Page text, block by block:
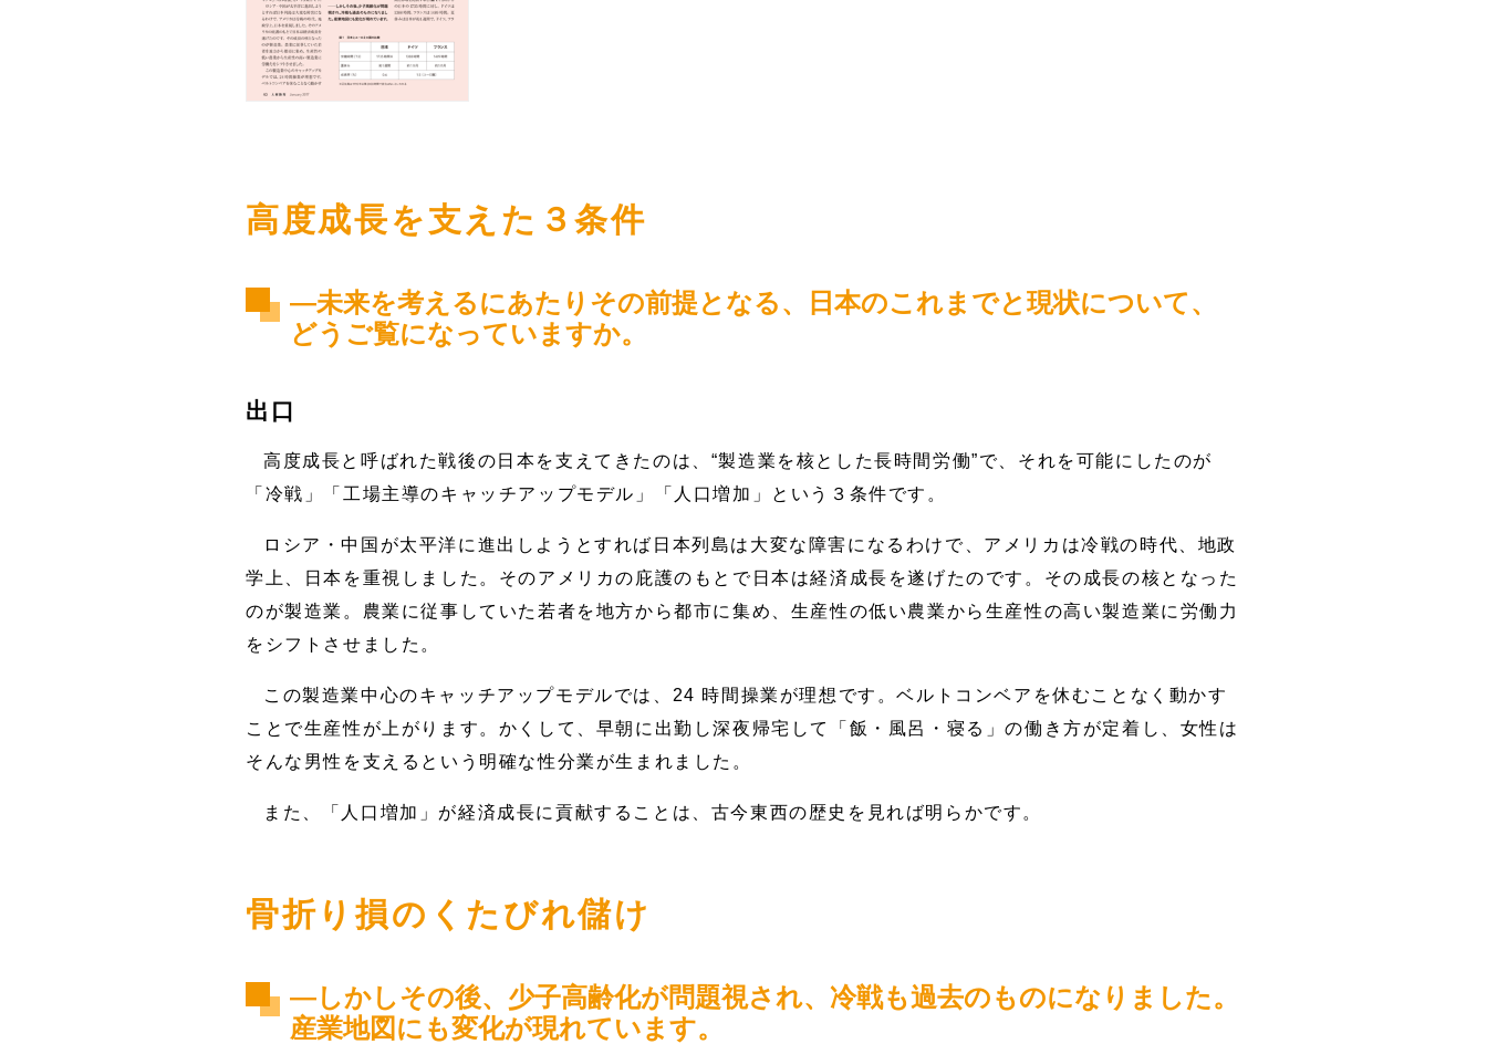
高度成長を支えた３条件
―未来を考えるにあたりその前提となる、日本のこれまでと現状について、
どうご覧になっていますか。
出口
高度成長と呼ばれた戦後の日本を支えてきたのは、“製造業を核とした長時間労働”で、それを可能にしたのが
「冷戦」「工場主導のキャッチアップモデル」「人口増加」という３条件です。
ロシア・中国が太平洋に進出しようとすれば日本列島は大変な障害になるわけで、アメリカは冷戦の時代、地政
学上、日本を重視しました。そのアメリカの庇護のもとで日本は経済成長を遂げたのです。その成長の核となった
のが製造業。農業に従事していた若者を地方から都市に集め、生産性の低い農業から生産性の高い製造業に労働力
をシフトさせました。
この製造業中心のキャッチアップモデルでは、24 時間操業が理想です。ベルトコンベアを休むことなく動かす
ことで生産性が上がります。かくして、早朝に出勤し深夜帰宅して「飯・風呂・寝る」の働き方が定着し、女性は
そんな男性を支えるという明確な性分業が生まれました。
また、「人口増加」が経済成長に貢献することは、古今東西の歴史を見れば明らかです。
骨折り損のくたびれ儲け
―しかしその後、少子高齢化が問題視され、冷戦も過去のものになりました。
産業地図にも変化が現れています。